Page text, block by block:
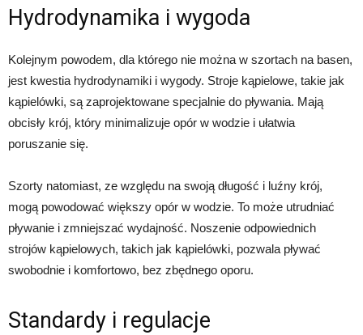
Hydrodynamika i wygoda
Kolejnym powodem, dla którego nie można w szortach na basen,
jest kwestia hydrodynamiki i wygody. Stroje kąpielowe, takie jak
kąpielówki, są zaprojektowane specjalnie do pływania. Mają
obcisły krój, który minimalizuje opór w wodzie i ułatwia
poruszanie się.
Szorty natomiast, ze względu na swoją długość i luźny krój,
mogą powodować większy opór w wodzie. To może utrudniać
pływanie i zmniejszać wydajność. Noszenie odpowiednich
strojów kąpielowych, takich jak kąpielówki, pozwala pływać
swobodnie i komfortowo, bez zbędnego oporu.
Standardy i regulacje